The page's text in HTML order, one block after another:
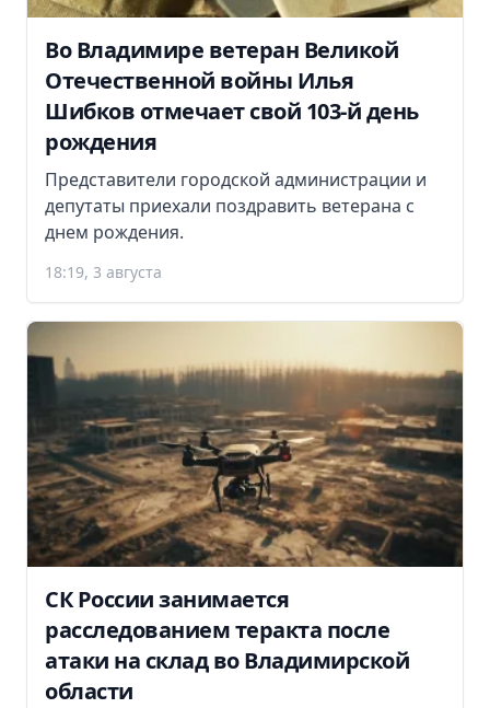
Во Владимире ветеран Великой
Отечественной войны Илья
Шибков отмечает свой 103-й день
рождения
Представители городской администрации и
депутаты приехали поздравить ветерана с
днем рождения.
18:19, 3 августа
СК России занимается
расследованием теракта после
атаки на склад во Владимирской
области